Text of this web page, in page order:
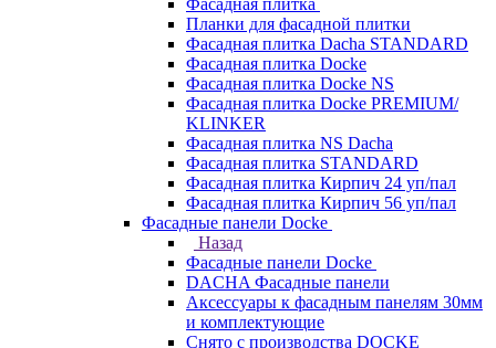
Фасадная плитка
Планки для фасадной плитки
Фасадная плитка Dacha STANDARD
Фасадная плитка Docke
Фасадная плитка Docke NS
Фасадная плитка Docke PREMIUM/
KLINKER
Фасадная плитка NS Dacha
Фасадная плитка STANDARD
Фасадная плитка Кирпич 24 уп/пал
Фасадная плитка Кирпич 56 уп/пал
Фасадные панели Docke
Назад
Фасадные панели Docke
DACHA Фасадные панели
Аксессуары к фасадным панелям 30мм
и комплектующие
Снято с производства DOCKE